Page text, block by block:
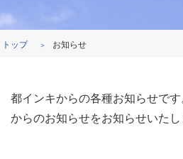
トップ お知らせ
都インキからの各種お知らせで
からのお知らせをお知らせいたし